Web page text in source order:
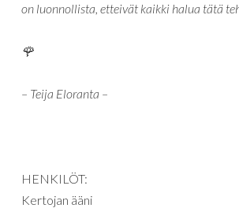
on luonnollista, etteivät kaikki halua tätä
🌹
– Teija Eloranta –
HENKILÖT:
Kertojan ääni